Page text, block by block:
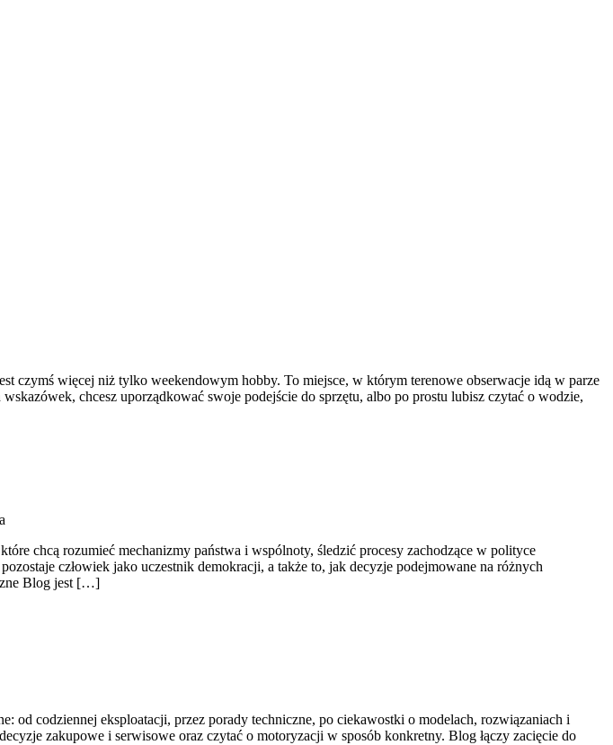
czymś więcej niż tylko weekendowym hobby. To miejsce, w którym terenowe obserwacje idą w parze
chcesz uporządkować swoje podejście do sprzętu, albo po prostu lubisz czytać o wodzie,
chcą rozumieć mechanizmy państwa i wspólnoty, śledzić procesy zachodzące w polityce
człowiek jako uczestnik demokracji, a także to, jak decyzje podejmowane na różnych
Blog jest […]
codziennej eksploatacji, przez porady techniczne, po ciekawostki o modelach, rozwiązaniach i
zakupowe i serwisowe oraz czytać o motoryzacji w sposób konkretny. Blog łączy zacięcie do